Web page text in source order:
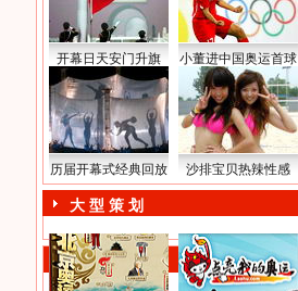
开幕日天安门升旗 小董进中国奥运首球
历届开幕式经典回放 沙排宝贝热辣性感
大 型 策 划